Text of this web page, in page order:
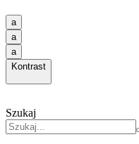
a
a
a
Kontrast
Szukaj